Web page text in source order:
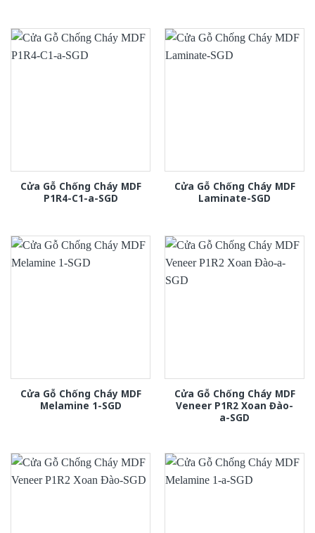
Cửa Gỗ Chống Cháy MDF
P1R4-C1-a-SGD
Cửa Gỗ Chống Cháy MDF
Laminate-SGD
Cửa Gỗ Chống Cháy MDF
Melamine 1-SGD
Cửa Gỗ Chống Cháy MDF
Veneer P1R2 Xoan Đào-
a-SGD